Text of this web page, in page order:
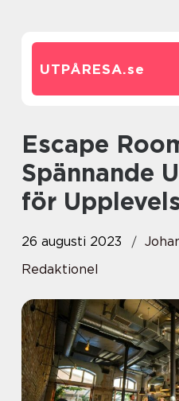
UTPÅRESA.se
Escape Room Borås: En
Spännande
för
26 augusti 2023
Redaktionel